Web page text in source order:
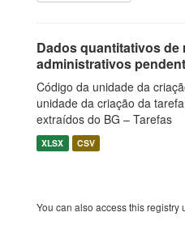
Dados quantitativos de
administrativos
Código da unidade da
unidade da criação da
extraídos do BG – Tarefas
XLSX CSV
You can also access this registry